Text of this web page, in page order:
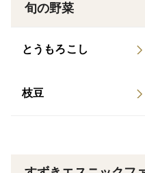
旬の野菜
とうもろこし
枝豆